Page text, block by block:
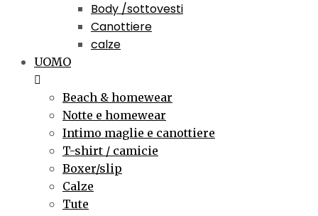
Body /sottovesti
Canottiere
calze
UOMO
Beach & homewear
Notte e homewear
Intimo maglie e canottiere
T-shirt / camicie
Boxer/slip
Calze
Tute